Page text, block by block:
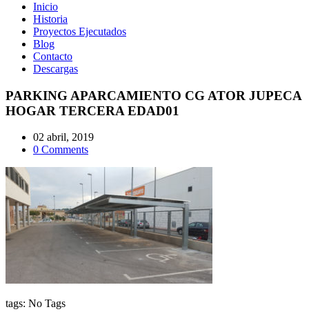
Inicio
Historia
Proyectos Ejecutados
Blog
Contacto
Descargas
PARKING APARCAMIENTO CG ATOR JUPECA
HOGAR TERCERA EDAD01
02 abril, 2019
0 Comments
tags: No Tags